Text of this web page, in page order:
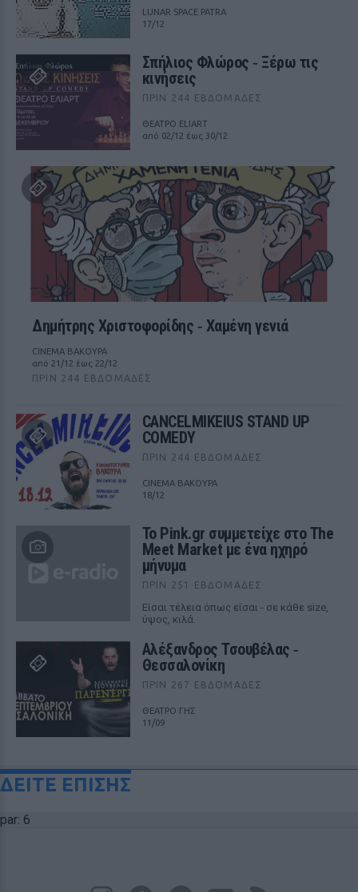
LUNAR SPACE PATRA
17/12
Σπήλιος Φλώρος ‑ Ξέρω τις
κινήσεις
ΠΡΙΝ 244 ΕΒΔΟΜΆΔΕΣ
ΘΕΑΤΡΟ ELIART
από 02/12 έως 30/12
Δημήτρης Χριστοφορίδης ‑ Χαμένη γενιά
CINEMA ΒΑΚΟΥΡΑ
από 21/12 έως 22/12
ΠΡΙΝ 244 ΕΒΔΟΜΆΔΕΣ
CANCELMIKEIUS STAND UP
COMEDY
ΠΡΙΝ 244 ΕΒΔΟΜΆΔΕΣ
CINEMA ΒΑΚΟΥΡΑ
18/12
Το Pink.gr συμμετείχε στο The
Meet Market με ένα ηχηρό
μήνυμα
ΠΡΙΝ 251 ΕΒΔΟΜΆΔΕΣ
Είσαι τέλεια όπως είσαι - σε κάθε size,
ύψος, κιλά.
Αλέξανδρος Τσουβέλας ‑
Θεσσαλονίκη
ΠΡΙΝ 267 ΕΒΔΟΜΆΔΕΣ
ΘΕΑΤΡΟ ΓΗΣ
11/09
ΔΕΙΤΕ ΕΠΙΣΗΣ
par: 6